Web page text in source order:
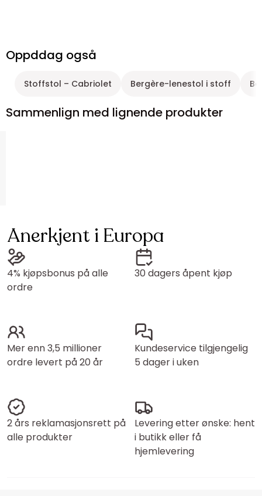
Oppddag også
Stoffstol – Cabriolet Bergère-lenestol i stoff
Sammenlign med lignende produkter
Anerkjent i Europa
4% kjøpsbonus på alle
ordre
30 dagers åpent kjøp
Mer enn 3,5 millioner
ordre levert på 20 år
Kundeservice tilgjengelig
5 dager i uken
2 års reklamasjonsrett på
alle produkter
Levering etter ønske: hent
i butikk eller få
hjemlevering